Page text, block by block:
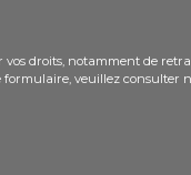
droits, notamment de
formulaire, veuillez consulter